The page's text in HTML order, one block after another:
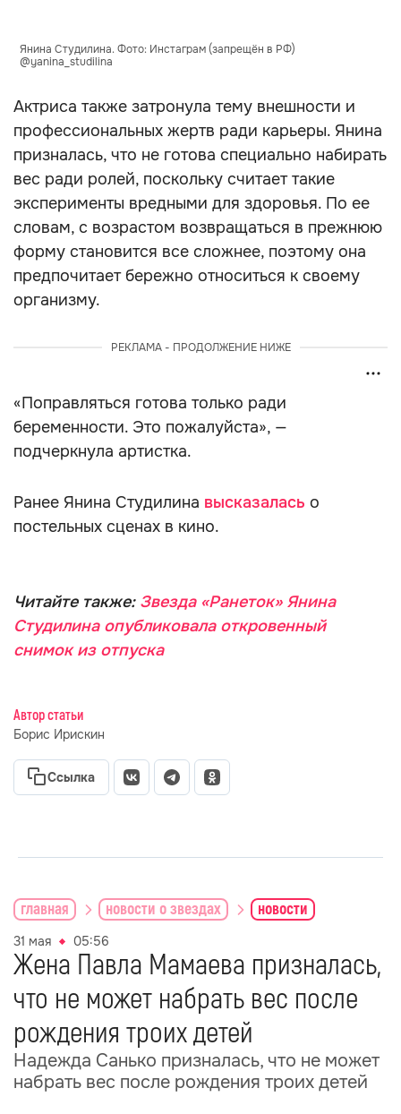
Янина Студилина. Фото: Инстаграм (запрещён в РФ)
@yanina_studilina
Актриса также затронула тему внешности и
профессиональных жертв ради карьеры. Янина
призналась, что не готова специально набирать
вес ради ролей, поскольку считает такие
эксперименты вредными для здоровья. По ее
словам, с возрастом возвращаться в прежнюю
форму становится все сложнее, поэтому она
предпочитает бережно относиться к своему
организму.
РЕКЛАМА - ПРОДОЛЖЕНИЕ НИЖЕ
«Поправляться готова только ради
беременности. Это пожалуйста», —
подчеркнула артистка.
Ранее Янина Студилина высказалась о
постельных сценах в кино.
Читайте также: Звезда «Ранеток» Янина
Студилина опубликовала откровенный
снимок из отпуска
Автор статьи
Борис Ирискин
Ссылка
главная новости о звездах новости
31 мая 05:56
Жена Павла Мамаева призналась,
что не может набрать вес после
рождения троих детей
Надежда Санько призналась, что не может
набрать вес после рождения троих детей